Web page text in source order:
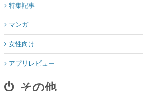
特集記事
マンガ
女性向け
アプリレビュー
その他